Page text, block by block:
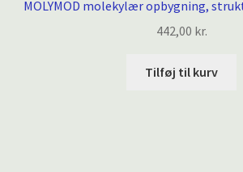
MOLYMOD molekylær opbygning,
442,00 kr.
Tilføj til kurv